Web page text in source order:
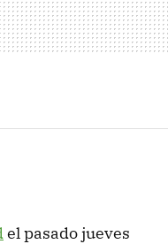
el pasado jueves